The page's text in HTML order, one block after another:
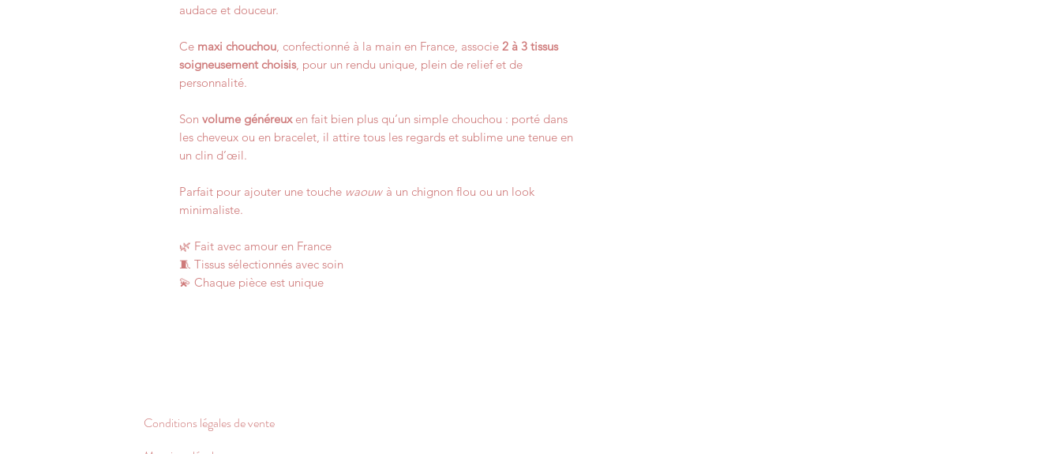
audace et douceur.
Ce maxi chouchou, confectionné à la main en France, associe 2 à 3 tissus
soigneusement choisis, pour un rendu unique, plein de relief et de
personnalité.
Son volume généreuxen fait bien plus qu’un simple chouchou : porté dans
les cheveux ou en bracelet, il attire tous les regards et sublime une tenue en
un clin d’œil.
Parfait pour ajouter une touche waouw à un chignon flou ou un look
minimaliste.
🌿 Fait avec amour en France
🧵 Tissus sélectionnés avec soin
💫 Chaque pièce est unique
Conditions légales de vente